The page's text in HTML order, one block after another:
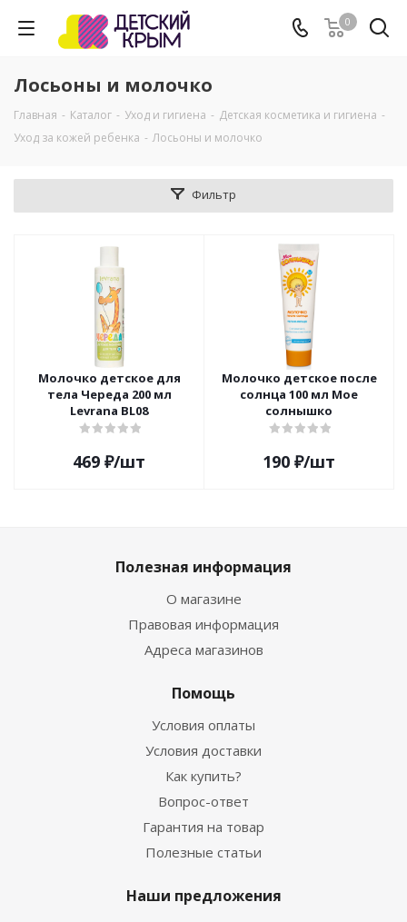
0
Лосьоны и молочко
Главная - Каталог - Уход и гигиена - Детская косметика и гигиена -
Уход за кожей ребенка - Лосьоны и молочко
Фильтр
Молочко детское для
тела Череда 200 мл
Levrana BL08
469 ₽/шт
Молочко детское после
солнца 100 мл Мое
солнышко
190 ₽/шт
Полезная информация
О магазине
Правовая информация
Адреса магазинов
Помощь
Условия оплаты
Условия доставки
Как купить?
Вопрос-ответ
Гарантия на товар
Полезные статьи
Наши предложения